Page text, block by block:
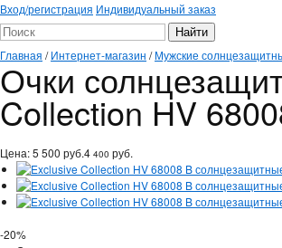
Вход/регистрация Индивидуальный заказ
Главная /Интернет-магазин /Мужские
Очки
Collection HV
Цена:5 500 руб.4 400 руб.
-20%